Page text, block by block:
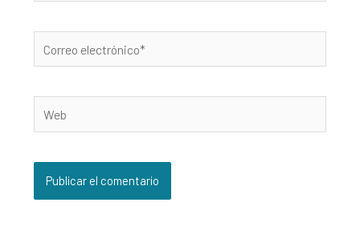
electrónico*